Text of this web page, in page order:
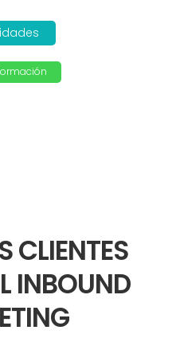
CLIENTES
INBOUND